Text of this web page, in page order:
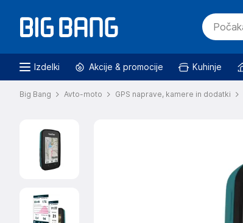
Izdelki Akcije & promocije Kuhinje
Big Bang Avto-moto GPS naprave, kamere in dodatki